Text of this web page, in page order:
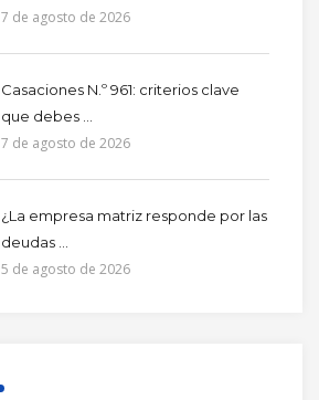
7 de agosto de 2026
Casaciones N.º 961: criterios clave
que debes ...
7 de agosto de 2026
¿La empresa matriz responde por las
deudas ...
5 de agosto de 2026